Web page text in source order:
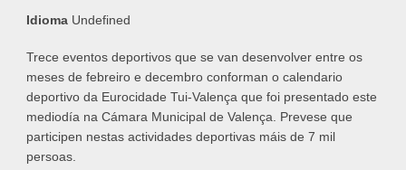
Idioma Undefined
Trece eventos deportivos que se van desenvolver entre os
meses de febreiro e decembro conforman o calendario
deportivo da Eurocidade Tui-Valença que foi presentado este
mediodía na Cámara Municipal de Valença. Prevese que
participen nestas actividades deportivas máis de 7 mil
persoas.